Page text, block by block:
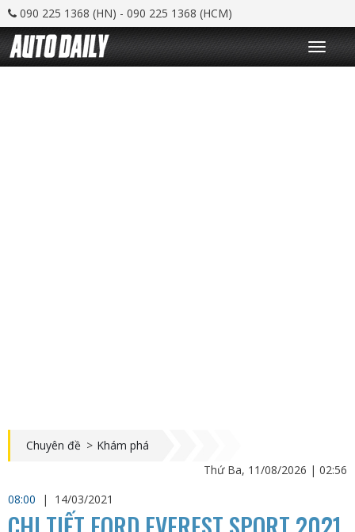
090 225 1368 (HN) - 090 225 1368 (HCM)
T
o
g
Chuyên đề > Khám phá
Thứ Ba, 11/08/2026 | 02:56
08:00
| 14/03/2021